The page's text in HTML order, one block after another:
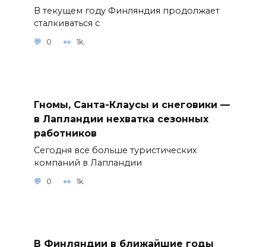
В текущем году Финляндия продолжает
сталкиваться с
0 1k.
Гномы, Санта-Клаусы и снеговики —
в Лапландии нехватка сезонных
работников
Сегодня все больше туристических
компаний в Лапландии
0 1k.
В Финляндии в ближайшие годы